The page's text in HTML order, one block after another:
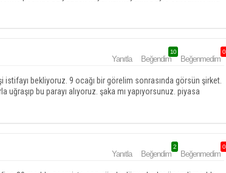
Yanıtla Beğendim
10
Beğenmedim
0
istifayı bekliyoruz. 9 ocağı bir görelim sonrasında görsün şirket.
bu parayı alıyoruz. şaka mı yapıyorsunuz. piyasa
Yanıtla Beğendim
2
Beğenmedim
0